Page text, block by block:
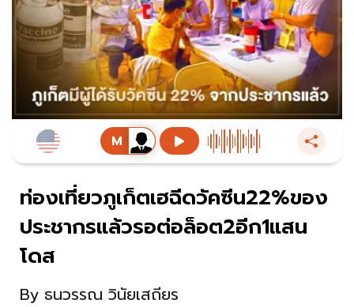
ท่องเที่ยวภูเก็ตเฮฉีดวัคซีน22%ของ
ประชากรแล้วรอต่อล็อต2อีก1แสน
โดส
By ธนวรรณ วินัยเสถียร